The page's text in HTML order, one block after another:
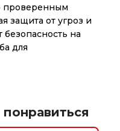
проверенным
защита от угроз и
на
для